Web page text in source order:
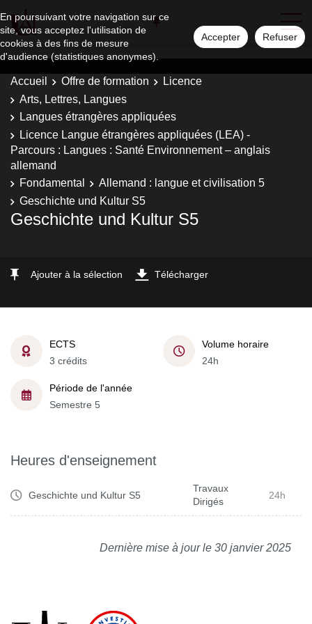
En poursuivant votre navigation sur ce
site, vous acceptez l'utilisation de
cookies à des fins de mesure
d'audience (statistiques anonymes).
Accepter Refuser
Accueil Offre de formation
Licence
Arts, Lettres, Langues
Langues étrangères appliquées
Licence Langue étrangères appliquées (LEA) -
Parcours : Langues : Santé Environnement – anglais
allemand
Fondamental
Allemand : langue et civilisation 5
Geschichte und Kultur S5
Geschichte und Kultur S5
Ajouter à la sélection Télécharger
ECTS
3 crédits
Volume horaire
24h
Période de l'année
Semestre 5
Heures d'enseignement
Geschichte und Kultur S5
Travaux
Dirigés
24h
Dernière mise à jour le 30 janvier 2025